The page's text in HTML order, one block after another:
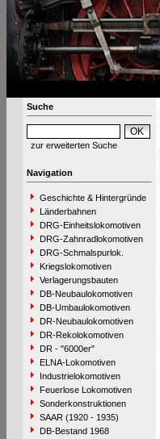
Suche
zur erweiterten Suche
Navigation
Geschichte & Hintergründe
Länderbahnen
DRG-Einheitslokomotiven
DRG-Zahnradlokomotiven
DRG-Schmalspurlok.
Kriegslokomotiven
Verlagerungsbauten
DB-Neubaulokomotiven
DB-Umbaulokomotiven
DR-Neubaulokomotiven
DR-Rekolokomotiven
DR - "6000er"
ELNA-Lokomotiven
Industrielokomotiven
Feuerlose Lokomotiven
Sonderkonstruktionen
SAAR (1920 - 1935)
DB-Bestand 1968